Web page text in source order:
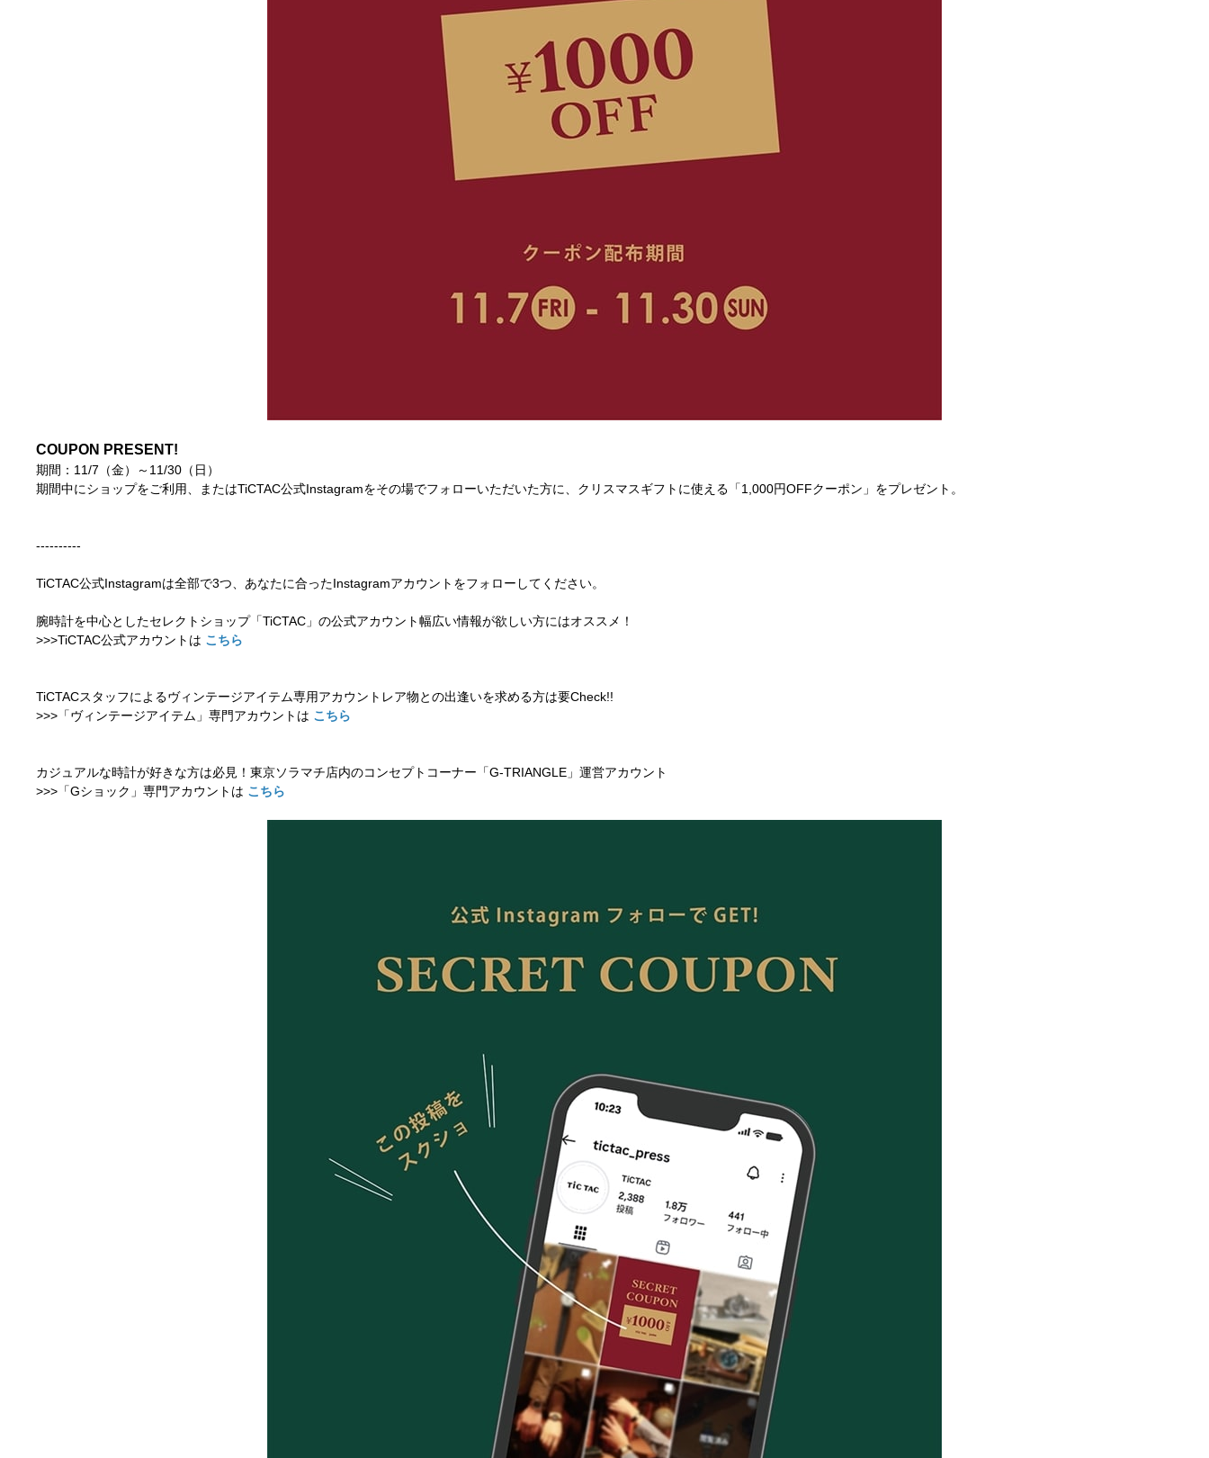
COUPON PRESENT!
期間：11/7（金）～11/30（日）
期間中にショップをご利用、またはTiCTAC公式Instagramをその場でフォローいただいた方に、クリスマスギフトに使える「1,000円OFFクーポン」をプレゼント。
----------
TiCTAC公式Instagramは全部で3つ、あなたに合ったInstagramアカウントをフォローしてください。
腕時計を中心としたセレクトショップ「TiCTAC」の公式アカウント幅広い情報が欲しい方にはオススメ！
>>>TiCTAC公式アカウントは こちら
TiCTACスタッフによるヴィンテージアイテム専用アカウントレア物との出逢いを求める方は要Check!!
>>>「ヴィンテージアイテム」専門アカウントは こちら
カジュアルな時計が好きな方は必見！東京ソラマチ店内のコンセプトコーナー「G-TRIANGLE」運営アカウント
>>>「Gショック」専門アカウントは こちら